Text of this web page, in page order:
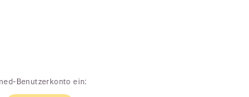
Benutzerkonto ein: